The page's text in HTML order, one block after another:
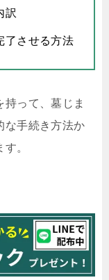
訳
了させる方法
持って、墓じま
な手続き方法か
。